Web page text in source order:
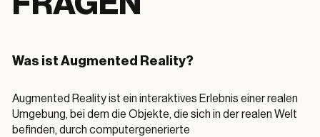
Was ist Augmented Reality?
Augmented Reality ist ein interaktives Erlebnis einer realen
Umgebung, bei dem die Objekte, die sich in der realen Welt
befinden, durch computergenerierte